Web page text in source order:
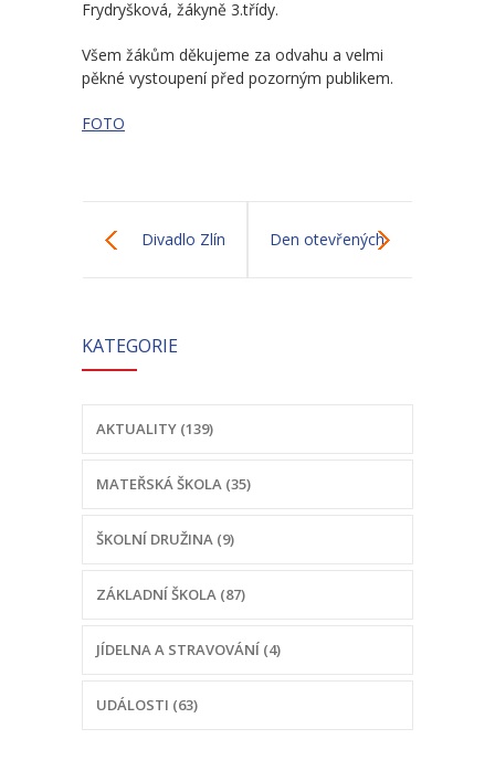
O nás
-- Úřední deska a dokumenty
-- Dotační programy
---- Tělocvična
---- Posilovna
---- Multifunkční hřiště
Frydryšková, žákyně 3.třídy.
Všem žákům děkujeme za odvahu a velmi
pěkné vystoupení před pozorným publikem.
FOTO
Divadlo Zlín Den otevřených
KATEGORIE
AKTUALITY (139)
MATEŘSKÁ ŠKOLA (35)
ŠKOLNÍ DRUŽINA (9)
ZÁKLADNÍ ŠKOLA (87)
JÍDELNA A STRAVOVÁNÍ (4)
UDÁLOSTI (63)